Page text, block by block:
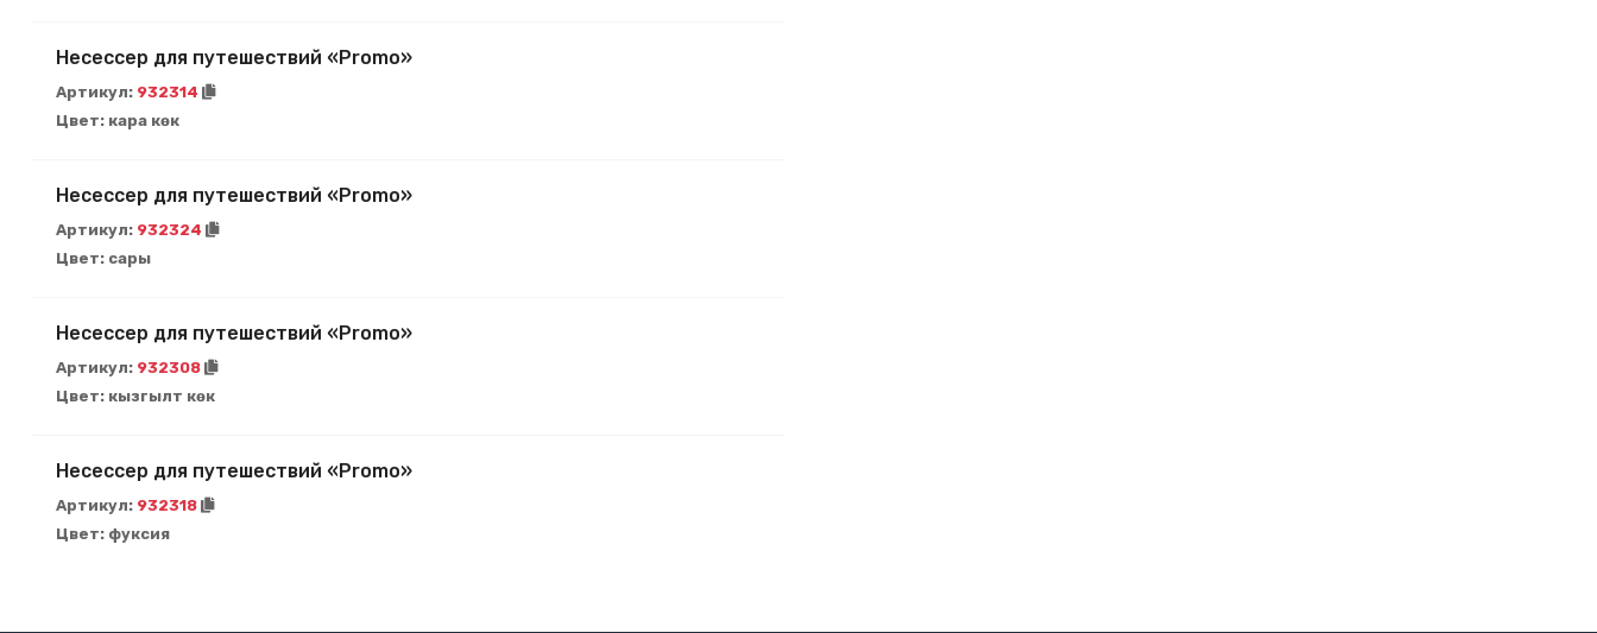
Несессер для путешествий «Promo»
Артикул: 932314
Цвет: кара көк
Несессер для путешествий «Promo»
Артикул: 932324
Цвет: сары
Несессер для путешествий «Promo»
Артикул: 932308
Цвет: кызгылт көк
Несессер для путешествий «Promo»
Артикул: 932318
Цвет: фуксия